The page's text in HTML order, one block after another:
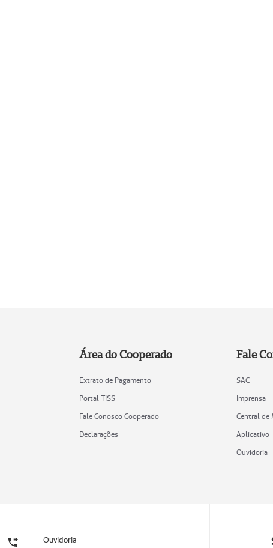
Área do Cooperado
Extrato de Pagamento
Portal TISS
Fale Conosco Cooperado
Declarações
Fale
SAC
Imprensa
Central de
Aplicativo
Ouvidoria
Ouvidoria